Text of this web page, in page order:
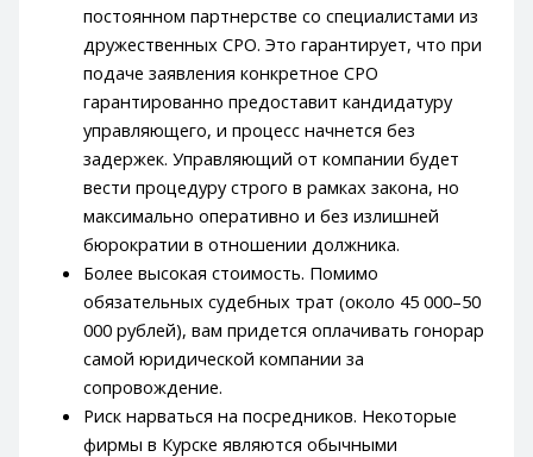
постоянном партнерстве со специалистами из
дружественных СРО. Это гарантирует, что при
подаче заявления конкретное СРО
гарантированно предоставит кандидатуру
управляющего, и процесс начнется без
задержек. Управляющий от компании будет
вести процедуру строго в рамках закона, но
максимально оперативно и без излишней
бюрократии в отношении должника.
Более высокая стоимость. Помимо
обязательных судебных трат (около 45 000–50
000 рублей), вам придется оплачивать гонорар
самой юридической компании за
сопровождение.
Риск нарваться на посредников. Некоторые
фирмы в Курске являются обычными